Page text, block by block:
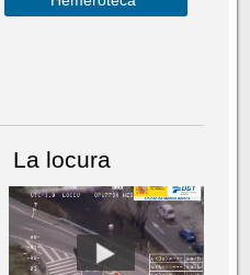
La locura